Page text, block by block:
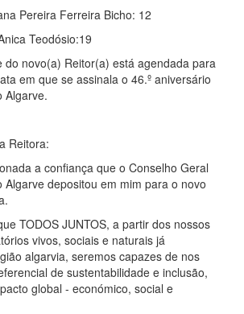
Pereira Ferreira Bicho: 12
Teodósio:19
do novo(a) Reitor(a) está agendada para
em que se assinala o 46.º aniversário
Algarve.
Reitora:
a confiança que o Conselho Geral
Algarve depositou em mim para o novo
TODOS JUNTOS, a partir dos nossos
vivos, sociais e naturais já
algarvia, seremos capazes de nos
de sustentabilidade e inclusão,
global - económico, social e